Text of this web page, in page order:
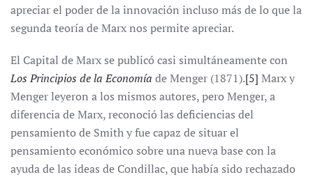
apreciar el poder de la innovación incluso más de lo que la
segunda teoría de Marx nos permite apreciar.
El Capital de Marx se publicó casi simultáneamente con
Los Principios de la Economía de Menger (1871).[5] Marx y
Menger leyeron a los mismos autores, pero Menger, a
diferencia de Marx, reconoció las deficiencias del
pensamiento de Smith y fue capaz de situar el
pensamiento económico sobre una nueva base con la
ayuda de las ideas de Condillac, que había sido rechazado